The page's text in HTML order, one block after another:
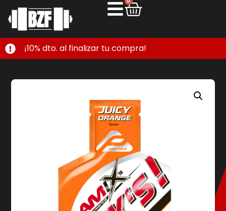
¡10% dto. al finalizar tu compra!